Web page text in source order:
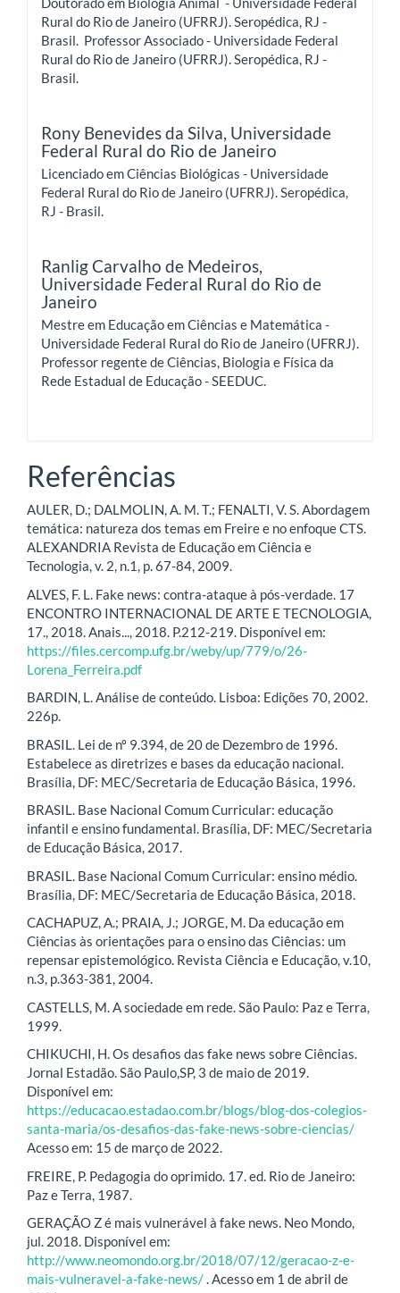
Rural do Rio de Janeiro (UFRRJ). Seropédica, RJ -
Brasil. Professor Associado - Universidade Federal
Rural do Rio de Janeiro (UFRRJ). Seropédica, RJ -
Brasil.
Rony Benevides da Silva, Universidade
Federal Rural do Rio de Janeiro
Licenciado em Ciências Biológicas - Universidade
Federal Rural do Rio de Janeiro (UFRRJ). Seropédica,
RJ - Brasil.
Ranlig Carvalho de Medeiros,
Universidade Federal Rural do Rio de
Janeiro
Mestre em Educação em Ciências e Matemática -
Universidade Federal Rural do Rio de Janeiro (UFRRJ).
Professor regente de Ciências, Biologia e Física da
Rede Estadual de Educação - SEEDUC.
Referências
AULER, D.; DALMOLIN, A. M. T.; FENALTI, V. S. Abordagem
temática: natureza dos temas em Freire e no enfoque CTS.
ALEXANDRIA Revista de Educação em Ciência e
Tecnologia, v. 2, n.1, p. 67-84, 2009.
ALVES, F. L. Fake news: contra-ataque à pós-verdade. 17
ENCONTRO INTERNACIONAL DE ARTE E TECNOLOGIA,
17., 2018. Anais..., 2018. P.212-219. Disponível em:
https://files.cercomp.ufg.br/weby/up/779/o/26-
Lorena_Ferreira.pdf
BARDIN, L. Análise de conteúdo. Lisboa: Edições 70, 2002.
226p.
BRASIL. Lei de nº 9.394, de 20 de Dezembro de 1996.
Estabelece as diretrizes e bases da educação nacional.
Brasília, DF: MEC/Secretaria de Educação Básica, 1996.
BRASIL. Base Nacional Comum Curricular: educação
infantil e ensino fundamental. Brasília, DF: MEC/Secretaria
de Educação Básica, 2017.
BRASIL. Base Nacional Comum Curricular: ensino médio.
Brasília, DF: MEC/Secretaria de Educação Básica, 2018.
CACHAPUZ, A.; PRAIA, J.; JORGE, M. Da educação em
Ciências às orientações para o ensino das Ciências: um
repensar epistemológico. Revista Ciência e Educação, v.10,
n.3, p.363-381, 2004.
CASTELLS, M. A sociedade em rede. São Paulo: Paz e Terra,
1999.
CHIKUCHI, H. Os desafios das fake news sobre Ciências.
Jornal Estadão. São Paulo,SP, 3 de maio de 2019.
Disponível em:
https://educacao.estadao.com.br/blogs/blog-dos-colegios-
santa-maria/os-desafios-das-fake-news-sobre-ciencias/
Acesso em: 15 de março de 2022.
FREIRE, P. Pedagogia do oprimido. 17. ed. Rio de Janeiro:
Paz e Terra, 1987.
GERAÇÃO Z é mais vulnerável à fake news. Neo Mondo,
jul. 2018. Disponível em:
http://www.neomondo.org.br/2018/07/12/geracao-z-e-
mais-vulneravel-a-fake-news/. Acesso em 1 de abril de